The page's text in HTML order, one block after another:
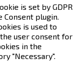
is set by GDPR
Consent plugin.
is used to
user consent for
in the
"Necessary".